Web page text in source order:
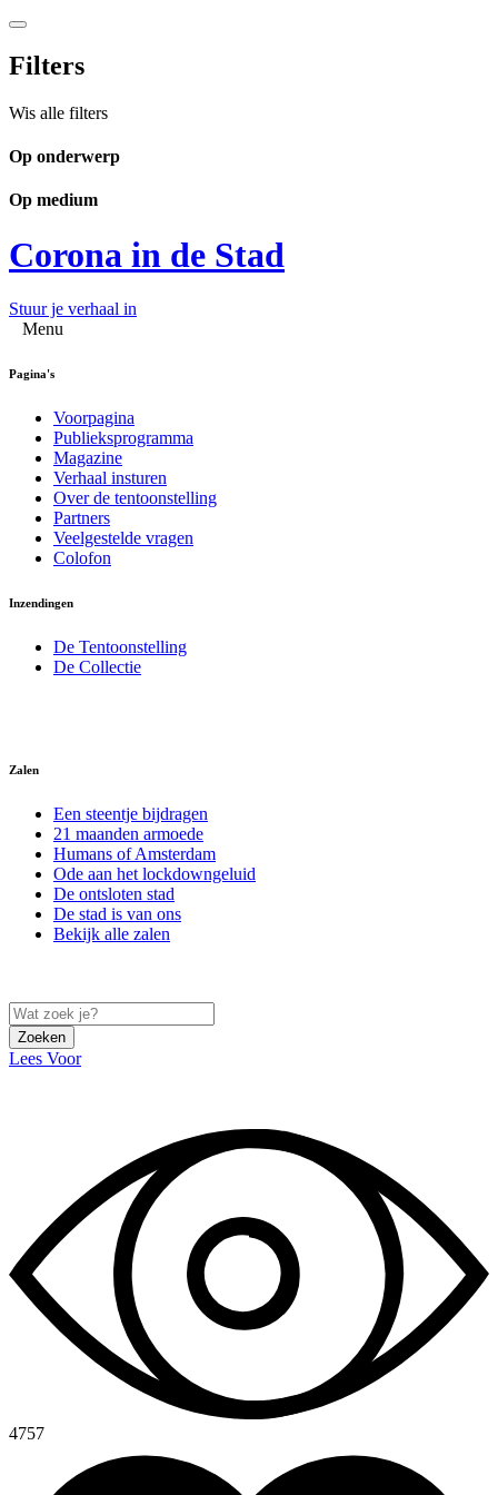
Filters
Wis alle filters
Op onderwerp
Op medium
Corona in de Stad
Stuur je verhaal in
Menu
Pagina's
Voorpagina
Publieksprogramma
Magazine
Verhaal insturen
Over de tentoonstelling
Partners
Veelgestelde vragen
Colofon
Inzendingen
De Tentoonstelling
De Collectie
Zalen
Een steentje bijdragen
21 maanden armoede
Humans of Amsterdam
Ode aan het lockdowngeluid
De ontsloten stad
De stad is van ons
Bekijk alle zalen
Zoeken
Lees Voor
4757